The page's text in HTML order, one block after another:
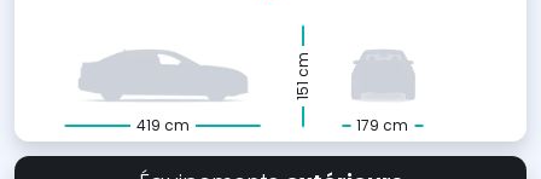
419 cm 179 cm
151 cm